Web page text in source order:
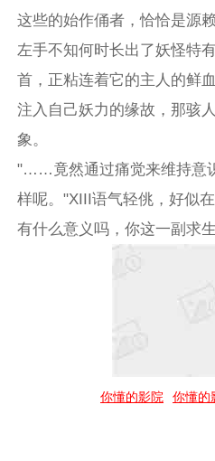
这些的始作俑者，恰恰是源赖
左手不知何时长出了妖怪特
首，正粘连着它的主人的鲜
注入自己妖力的缘故，那骇
象。
"……竟然通过痛觉来维持意
样呢。"XIII语气轻佻，好似
有什么意义吗，你这一副求
你懂的影院 你懂的